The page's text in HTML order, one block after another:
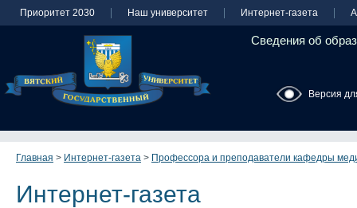
Приоритет 2030 Наш университет Интернет-газета
Сведения об
Версия
Главная > Интернет-газета > Профессора и преподаватели кафедры
Интернет-газета